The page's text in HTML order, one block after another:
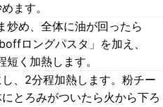
ます。
炒め、全体に油が回ったら
ロングパスタ」を加え、
く加熱します。
、2分程加熱します。粉チー
とろみがついたら火から下ろ